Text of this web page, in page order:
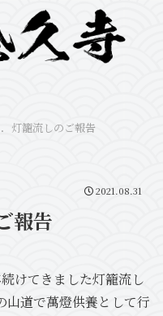
灯籠流しのご報告
2021.08.31
報告
けてきました灯籠流し
山道で萬燈供養として行